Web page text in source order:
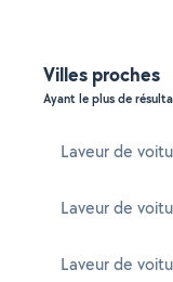
Villes proches
Ayant le plus de
Laveur de
Laveur de
Laveur de